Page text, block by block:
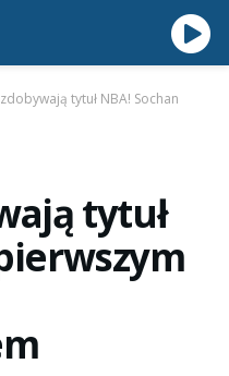
tytuł NBA! Sochan
tytuł